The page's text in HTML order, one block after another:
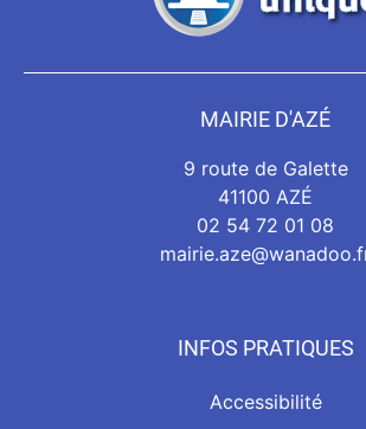
MAIRIE D'AZÉ
9 route de Galette
41100 AZÉ
02 54 72 01 08
INFOS PRATIQUES
Accessibilité